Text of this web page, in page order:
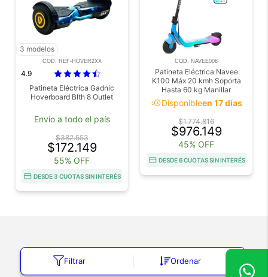
Filtrar Ordenar
3 modelos
COD. REF-HOVER2XX
4.9
Patineta Eléctrica Gadnic
Hoverboard Blth 8 Outlet
Envío a todo el país
$382.553
$172.149
55% OFF
DESDE 3 CUOTAS SIN INTERÉS
COD. NAVEE006
Patineta Eléctrica Navee
K100 Máx 20 kmh Soporta
Hasta 60 kg Manillar
Ajustable
acuteDisponibleen 17 días
$1.774.816
$976.149
45% OFF
DESDE 6 CUOTAS SIN INTERÉS
Explorá nuestras categorías
Tecnologia Electro y Hogar